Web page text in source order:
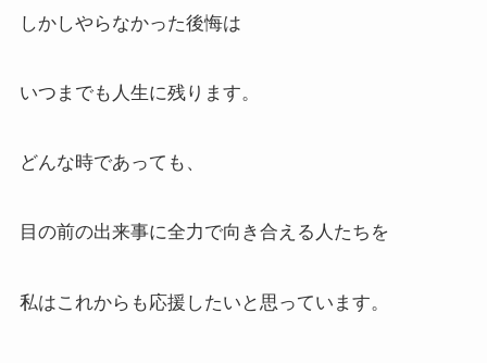
しかしやらなかった後悔は
いつまでも人生に残ります。
どんな時であっても、
目の前の出来事に全力で向き合える人たちを
私はこれからも応援したいと思っています。